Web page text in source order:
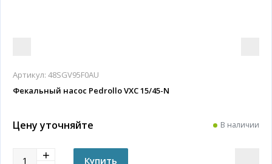
Артикул: 48SGV95F0AU
Фекальный насос Pedrollo VXC 15/45-N
Цену уточняйте В наличии